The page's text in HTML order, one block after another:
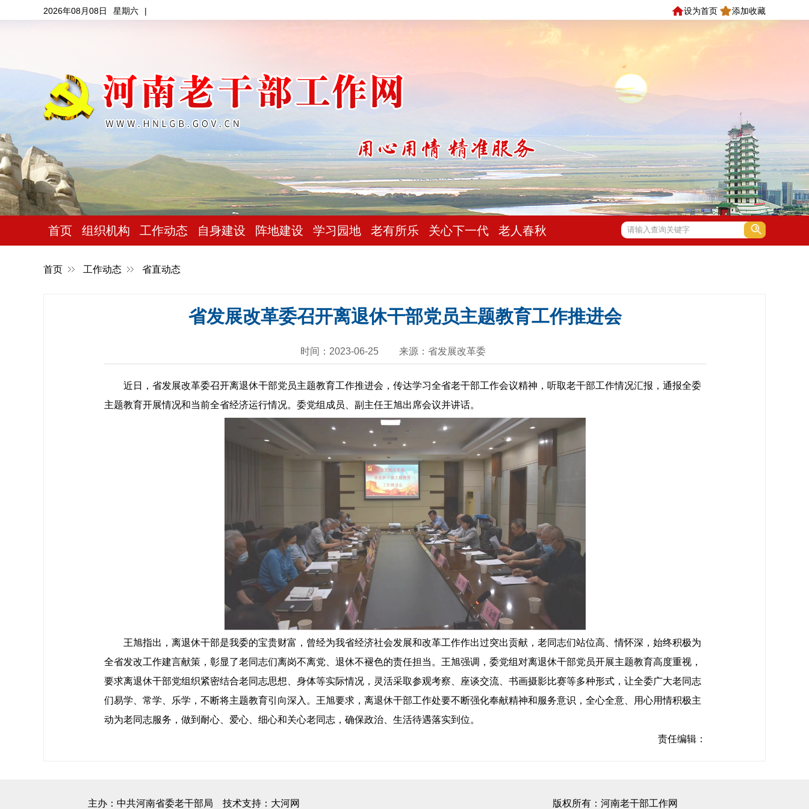
2026年08月08日 星期六 | 设为首页 添加收藏
首页 组织机构 工作动态 自身建设 阵地建设 学习园地 老有所乐 关心下一代 老人春秋
首页 工作动态 省直动态
省发展改革委召开离退休干部党员主题教育工作推进会
时间：2023-06-25 来源：省发展改革委
近日，省发展改革委召开离退休干部党员主题教育工作推进会，传达学习全省老干部工作会议精神，听取老干部工作情况汇报，通报全委
主题教育开展情况和当前全省经济运行情况。委党组成员、副主任王旭出席会议并讲话。
王旭指出，离退休干部是我委的宝贵财富，曾经为我省经济社会发展和改革工作作出过突出贡献，老同志们站位高、情怀深，始终积极为
全省发改工作建言献策，彰显了老同志们离岗不离党、退休不褪色的责任担当。王旭强调，委党组对离退休干部党员开展主题教育高度重视，
要求离退休干部党组织紧密结合老同志思想、身体等实际情况，灵活采取参观考察、座谈交流、书画摄影比赛等多种形式，让全委广大老同志
们易学、常学、乐学，不断将主题教育引向深入。王旭要求，离退休干部工作处要不断强化奉献精神和服务意识，全心全意、用心用情积极主
动为老同志服务，做到耐心、爱心、细心和关心老同志，确保政治、生活待遇落实到位。
责任编辑：
主办：中共河南省委老干部局 技术支持： 大河网 版权所有：河南老干部工作网